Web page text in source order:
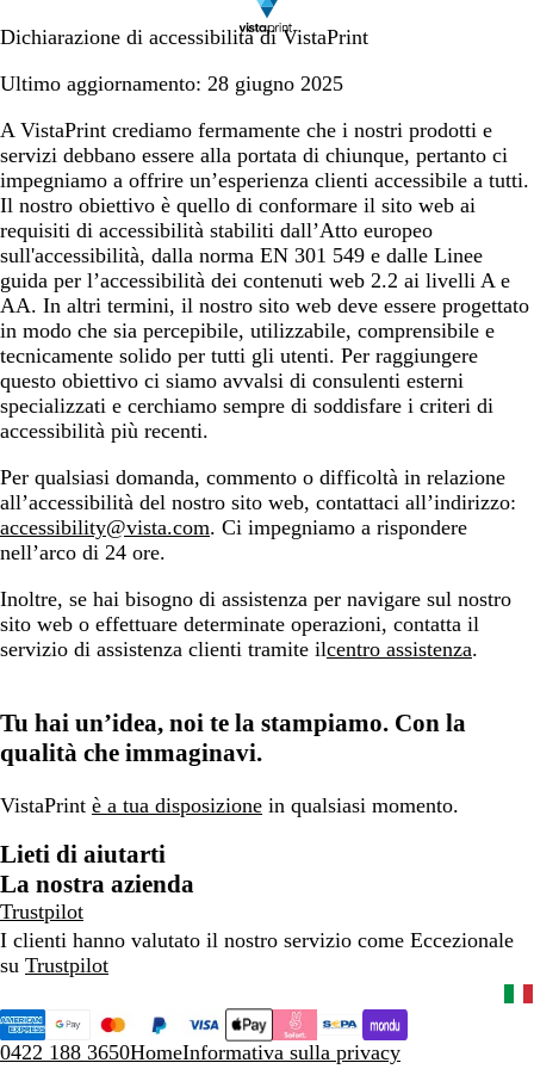
Dichiarazione di accessibilità di VistaPrint
Ultimo aggiornamento: 28 giugno 2025
A VistaPrint crediamo fermamente che i nostri prodotti e
servizi debbano essere alla portata di chiunque, pertanto ci
impegniamo a offrire un’esperienza clienti accessibile a tutti.
Il nostro obiettivo è quello di conformare il sito web ai
requisiti di accessibilità stabiliti dall’Atto europeo
sull'accessibilità, dalla norma EN 301 549 e dalle Linee
guida per l’accessibilità dei contenuti web 2.2 ai livelli A e
AA. In altri termini, il nostro sito web deve essere progettato
in modo che sia percepibile, utilizzabile, comprensibile e
tecnicamente solido per tutti gli utenti. Per raggiungere
questo obiettivo ci siamo avvalsi di consulenti esterni
specializzati e cerchiamo sempre di soddisfare i criteri di
accessibilità più recenti.
Per qualsiasi domanda, commento o difficoltà in relazione
all’accessibilità del nostro sito web, contattaci all’indirizzo:
accessibility@vista.com. Ci impegniamo a rispondere
nell’arco di 24 ore.
Inoltre, se hai bisogno di assistenza per navigare sul nostro
sito web o effettuare determinate operazioni, contatta il
servizio di assistenza clienti tramite ilcentro assistenza.
Tu hai un’idea, noi te la stampiamo. Con la
qualità che immaginavi.
VistaPrint è a tua disposizione in qualsiasi momento.
Lieti di aiutarti
La nostra azienda
Trustpilot
I clienti hanno valutato il nostro servizio come Eccezionale
su Trustpilot
0422 188 3650HomeInformativa sulla privacy